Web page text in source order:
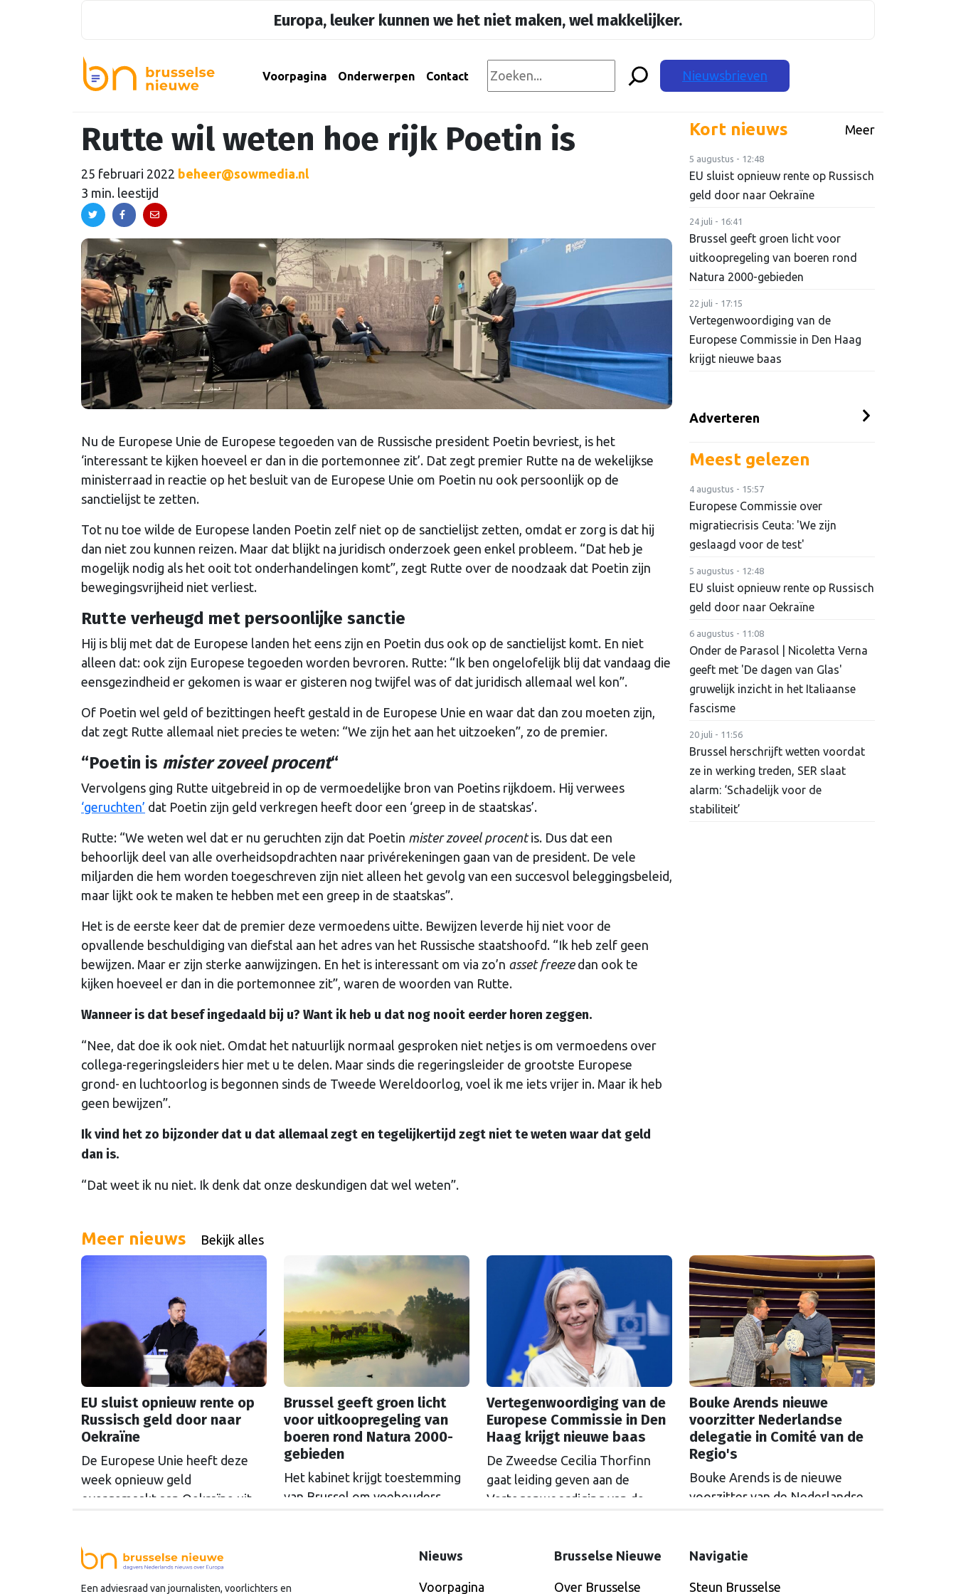
Europa, leuker kunnen we het niet maken, wel makkelijker.
Voorpagina Onderwerpen Contact Nieuwsbrieven
Rutte wil weten hoe rijk Poetin is
25 februari 2022 beheer@sowmedia.nl
3 min. leestijd
Nu de Europese Unie de Europese tegoeden van de Russische president Poetin bevriest, is het
‘interessant te kijken hoeveel er dan in die portemonnee zit’. Dat zegt premier Rutte na de wekelijkse
ministerraad in reactie op het besluit van de Europese Unie om Poetin nu ook persoonlijk op de
sanctielijst te zetten.
Tot nu toe wilde de Europese landen Poetin zelf niet op de sanctielijst zetten, omdat er zorg is dat hij
dan niet zou kunnen reizen. Maar dat blijkt na juridisch onderzoek geen enkel probleem. “Dat heb je
mogelijk nodig als het ooit tot onderhandelingen komt”, zegt Rutte over de noodzaak dat Poetin zijn
bewegingsvrijheid niet verliest.
Rutte verheugd met persoonlijke sanctie
Hij is blij met dat de Europese landen het eens zijn en Poetin dus ook op de sanctielijst komt. En niet
alleen dat: ook zijn Europese tegoeden worden bevroren. Rutte: “Ik ben ongelofelijk blij dat vandaag die
eensgezindheid er gekomen is waar er gisteren nog twijfel was of dat juridisch allemaal wel kon”.
Of Poetin wel geld of bezittingen heeft gestald in de Europese Unie en waar dat dan zou moeten zijn,
dat zegt Rutte allemaal niet precies te weten: “We zijn het aan het uitzoeken”, zo de premier.
“Poetin is mister zoveel procent“
Vervolgens ging Rutte uitgebreid in op de vermoedelijke bron van Poetins rijkdoem. Hij verwees
‘geruchten’ dat Poetin zijn geld verkregen heeft door een ‘greep in de staatskas’.
Rutte: “We weten wel dat er nu geruchten zijn dat Poetin mister zoveel procentis. Dus dat een
behoorlijk deel van alle overheidsopdrachten naar privérekeningen gaan van de president. De vele
miljarden die hem worden toegeschreven zijn niet alleen het gevolg van een succesvol beleggingsbeleid,
maar lijkt ook te maken te hebben met een greep in de staatskas”.
Het is de eerste keer dat de premier deze vermoedens uitte. Bewijzen leverde hij niet voor de
opvallende beschuldiging van diefstal aan het adres van het Russische staatshoofd. “Ik heb zelf geen
bewijzen. Maar er zijn sterke aanwijzingen. En het is interessant om via zo’n asset freezedan ook te
kijken hoeveel er dan in die portemonnee zit”, waren de woorden van Rutte.
Wanneer is dat besef ingedaald bij u? Want ik heb u dat nog nooit eerder horen zeggen.
“Nee, dat doe ik ook niet. Omdat het natuurlijk normaal gesproken niet netjes is om vermoedens over
collega-regeringsleiders hier met u te delen. Maar sinds die regeringsleider de grootste Europese
grond- en luchtoorlog is begonnen sinds de Tweede Wereldoorlog, voel ik me iets vrijer in. Maar ik heb
geen bewijzen”.
Ik vind het zo bijzonder dat u dat allemaal zegt en tegelijkertijd zegt niet te weten waar dat geld
dan is.
“Dat weet ik nu niet. Ik denk dat onze deskundigen dat wel weten”.
Kort nieuws Meer
5 augustus - 12:48
EU sluist opnieuw rente op Russisch
geld door naar Oekraïne
24 juli - 16:41
Brussel geeft groen licht voor
uitkoopregeling van boeren rond
Natura 2000-gebieden
22 juli - 17:15
Vertegenwoordiging van de
Europese Commissie in Den Haag
krijgt nieuwe baas
Adverteren
Meest gelezen
4 augustus - 15:57
Europese Commissie over
migratiecrisis Ceuta: 'We zijn
geslaagd voor de test'
5 augustus - 12:48
EU sluist opnieuw rente op Russisch
geld door naar Oekraïne
6 augustus - 11:08
Onder de Parasol | Nicoletta Verna
geeft met 'De dagen van Glas'
gruwelijk inzicht in het Italiaanse
fascisme
20 juli - 11:56
Brussel herschrijft wetten voordat
ze in werking treden, SER slaat
alarm: ‘Schadelijk voor de
stabiliteit’
Meer nieuws Bekijk alles
EU sluist opnieuw rente op
Russisch geld door naar
Oekraïne
De Europese Unie heeft deze
week opnieuw geld
overgemaakt aan Oekraïne uit
om 1,4 miljard euro. Dat is de
Brussel geeft groen licht
voor uitkoopregeling van
boeren rond Natura 2000-
gebieden
Het kabinet krijgt toestemming
van Brussel om veehouders
Commissie gaat akkoord met
Vertegenwoordiging van de
Europese Commissie in Den
Haag krijgt nieuwe baas
De Zweedse Cecilia Thorfinn
gaat leiding geven aan de
Vertegenwoordiging van de
Bouke Arends nieuwe
voorzitter Nederlandse
delegatie in Comité van de
Regio's
Bouke Arends is de nieuwe
voorzitter van de Nederlandse
huidige burgemeester van
Een adviesraad van journalisten, voorlichters en
Nieuws
Voorpagina
Brusselse Nieuwe
Over Brusselse
Navigatie
Steun Brusselse